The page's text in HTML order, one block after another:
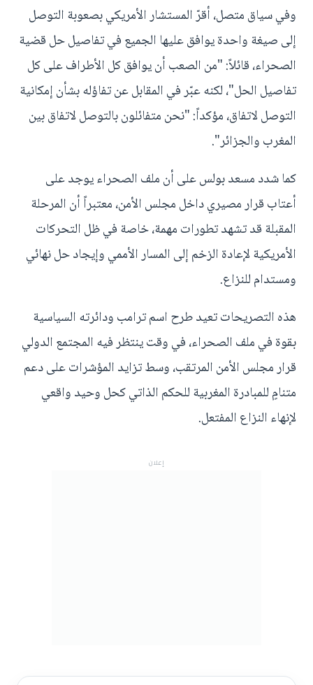
وفي سياق متصل، أقرّ المستشار الأمريكي بصعوبة التوصل
إلى صيغة واحدة يوافق عليها الجميع في تفاصيل حل قضية
الصحراء، قائلاً: "من الصعب أن يوافق كل الأطراف على كل
تفاصيل الحل"، لكنه عبّر في المقابل عن تفاؤله بشأن إمكانية
التوصل لاتفاق، مؤكداً: "نحن متفائلون بالتوصل لاتفاق بين
المغرب والجزائر".
كما شدد مسعد بولس على أن ملف الصحراء يوجد على
أعتاب قرار مصيري داخل مجلس الأمن، معتبراً أن المرحلة
المقبلة قد تشهد تطورات مهمة، خاصة في ظل التحركات
الأمريكية لإعادة الزخم إلى المسار الأممي وإيجاد حل نهائي
ومستدام للنزاع.
هذه التصريحات تعيد طرح اسم ترامب ودائرته السياسية
بقوة في ملف الصحراء، في وقت ينتظر فيه المجتمع الدولي
قرار مجلس الأمن المرتقب، وسط تزايد المؤشرات على دعم
متنامٍ للمبادرة المغربية للحكم الذاتي كحل وحيد واقعي
لإنهاء النزاع المفتعل.
إعلان